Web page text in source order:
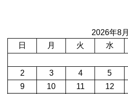
2026年8月
日
月 火 水
2
3 4 5
9
10 11 12